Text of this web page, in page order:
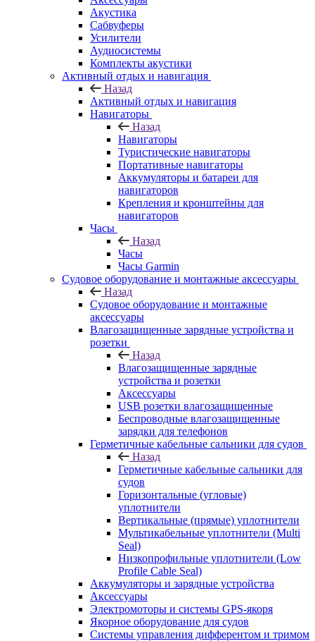
Акустика
Сабвуферы
Усилители
Аудиосистемы
Комплекты акустики
Активный отдых и навигация
Назад
Активный отдых и навигация
Навигаторы
Назад
Навигаторы
Туристические навигаторы
Портативные навигаторы
Аккумуляторы и батареи для
навигаторов
Крепления и кронштейны для
навигаторов
Часы
Назад
Часы
Часы Garmin
Судовое оборудование и монтажные аксессуары
Назад
Судовое оборудование и монтажные
аксессуары
Влагозащищенные зарядные устройства и
розетки
Назад
Влагозащищенные зарядные
устройства и розетки
Аксессуары
USB розетки влагозащищенные
Беспроводные влагозащищенные
зарядки для телефонов
Герметичные кабельные сальники для судов
Назад
Герметичные кабельные сальники для
судов
Горизонтальные (угловые)
уплотнители
Вертикальные (прямые) уплотнители
Мультикабельные уплотнители (Multi
Seal)
Низкопрофильные уплотнители (Low
Profile Cable Seal)
Аккумуляторы и зарядные устройства
Аксессуары
Электромоторы и системы GPS-якоря
Якорное оборудование для судов
Системы управления дифферентом и тримом